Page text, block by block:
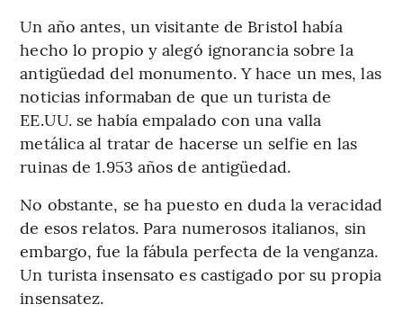
Un año antes, un visitante de Bristol había
hecho lo propio y alegó ignorancia sobre la
antigüedad del monumento. Y hace un mes, las
noticias informaban de que un turista de
EE.UU. se había empalado con una valla
metálica al tratar de hacerse un selfie en las
ruinas de 1.953 años de antigüedad.
No obstante, se ha puesto en duda la veracidad
de esos relatos. Para numerosos italianos, sin
embargo, fue la fábula perfecta de la venganza.
Un turista insensato es castigado por su propia
insensatez.